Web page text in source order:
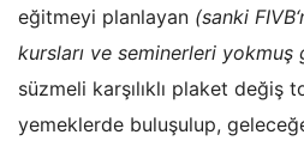
eğitmeyi planlayan (sanki
kursları ve seminerleri yokmuş
süzmeli karşılıklı plaket değiş
yemeklerde buluşulup,